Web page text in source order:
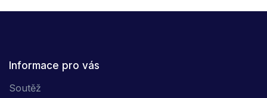
Informace pro vás
Soutěž